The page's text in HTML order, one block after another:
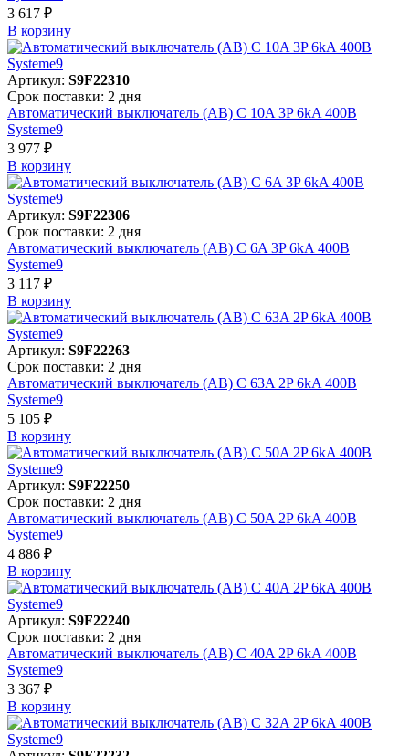
3 617 ₽
В корзинy
Артикул: S9F22310
Срок поставки: 2 дня
Автоматический выключатель (АВ) C 10A 3P 6kA 400В
Systeme9
3 977 ₽
В корзинy
Артикул: S9F22306
Срок поставки: 2 дня
Автоматический выключатель (АВ) C 6A 3P 6kA 400В
Systeme9
3 117 ₽
В корзинy
Артикул: S9F22263
Срок поставки: 2 дня
Автоматический выключатель (АВ) C 63A 2P 6kA 400В
Systeme9
5 105 ₽
В корзинy
Артикул: S9F22250
Срок поставки: 2 дня
Автоматический выключатель (АВ) C 50A 2P 6kA 400В
Systeme9
4 886 ₽
В корзинy
Артикул: S9F22240
Срок поставки: 2 дня
Автоматический выключатель (АВ) C 40A 2P 6kA 400В
Systeme9
3 367 ₽
В корзинy